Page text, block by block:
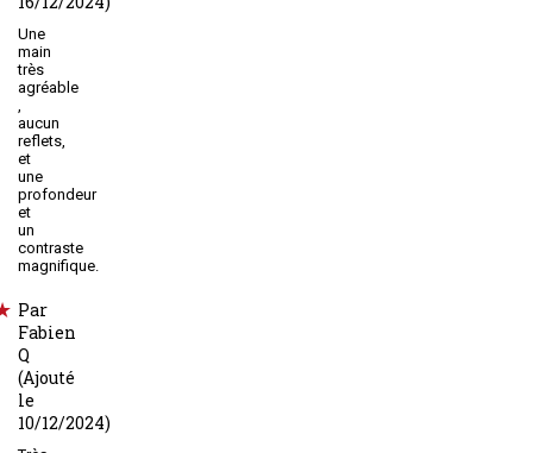
Une
main
très
agréable
aucun
reflets,
et
une
profondeur
et
un
contraste
magnifique.
Par
Fabien
Q
(Ajouté
le
10/12/2024)